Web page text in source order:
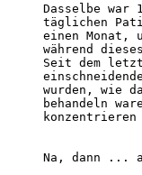
Dasselbe
täglichen
einen Monat,
während
Seit dem
wurden, wie
behandeln
konzentrieren
Na, dann ...